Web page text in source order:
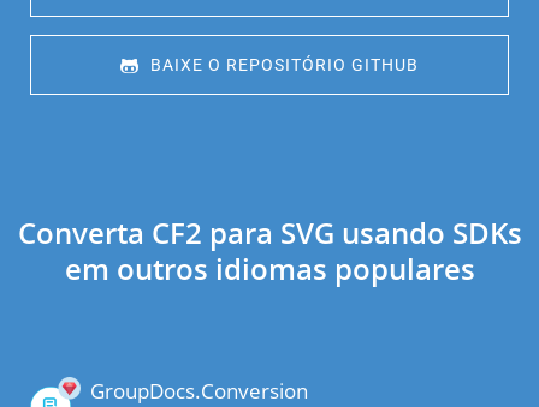
BAIXE O REPOSITÓRIO GITHUB
Converta CF2 para SVG usando SDKs
em outros idiomas populares
GroupDocs.Conversion